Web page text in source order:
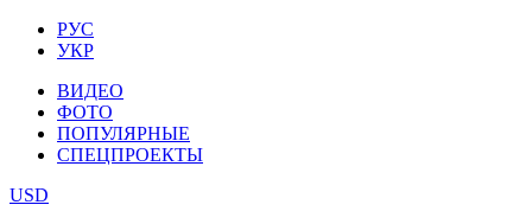
РУС
УКР
ВИДЕО
ФОТО
ПОПУЛЯРНЫЕ
СПЕЦПРОЕКТЫ
USD